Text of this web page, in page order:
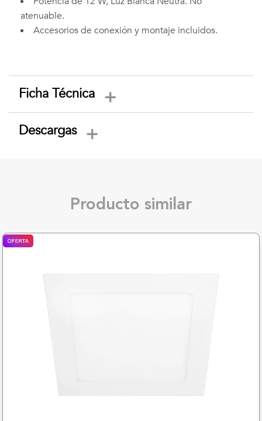
atenuable.
Accesorios de conexión y montaje incluidos.
Ficha Técnica
Descargas
Producto similar